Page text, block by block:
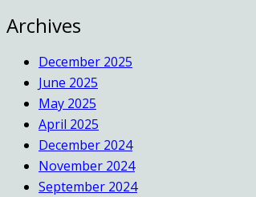
Archives
December 2025
June 2025
May 2025
April 2025
December 2024
November 2024
September 2024